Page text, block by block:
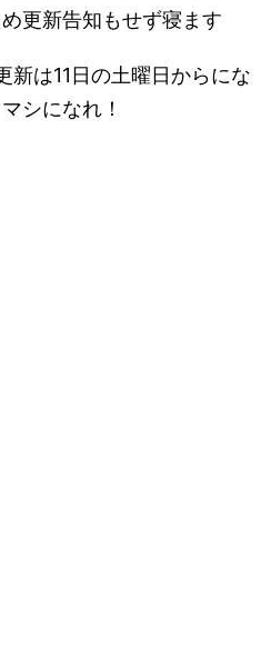
更新告知もせず寝ます
新は11日の土曜日からにな
シになれ！